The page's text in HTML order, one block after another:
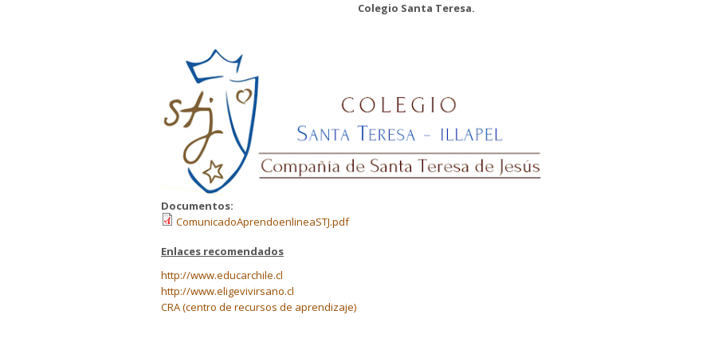
Colegio Santa Teresa.
Documentos:
ComunicadoAprendoenlineaSTJ.pdf
Enlaces recomendados
http://www.educarchile.cl
http://www.eligevivirsano.cl
CRA (centro de recursos de aprendizaje)